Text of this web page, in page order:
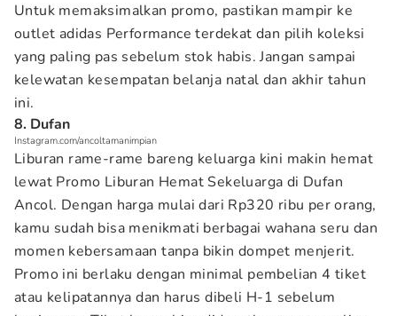
Untuk memaksimalkan promo, pastikan mampir ke
outlet adidas Performance terdekat dan pilih koleksi
yang paling pas sebelum stok habis. Jangan sampai
kelewatan kesempatan belanja natal dan akhir tahun
ini.
8. Dufan
Instagram.com/ancoltamanimpian
Liburan rame-rame bareng keluarga kini makin hemat
lewat Promo Liburan Hemat Sekeluarga di Dufan
Ancol. Dengan harga mulai dari Rp320 ribu per orang,
kamu sudah bisa menikmati berbagai wahana seru dan
momen kebersamaan tanpa bikin dompet menjerit.
Promo ini berlaku dengan minimal pembelian 4 tiket
atau kelipatannya dan harus dibeli H-1 sebelum